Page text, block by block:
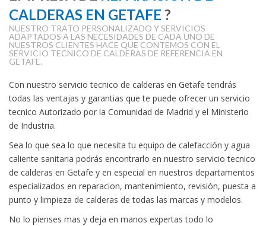
CALDERAS EN GETAFE ?
NUESTRO TRATO PERSONALIZADO Y SERVICIOS
ADAPTADOS A LAS NECESIDADES DE CADA UNO DE
NUESTROS CLIENTES HACE QUE CONTEMOS CON EL
SERVICIO TECNICO DE CALDERAS DE REFERENCIA EN
GETAFE.
Con nuestro servicio tecnico de calderas en Getafe tendrás
todas las ventajas y garantias que te puede ofrecer un servicio
tecnico Autorizado por la Comunidad de Madrid y el Ministerio
de Industria.
Sea lo que sea lo que necesita tu equipo de calefacción y agua
caliente sanitaria podrás encontrarlo en nuestro servicio tecnico
de calderas en Getafe y en especial en nuestros departamentos
especializados en reparacion, mantenimiento, revisión, puesta a
punto y limpieza de calderas de todas las marcas y modelos.
No lo pienses mas y deja en manos expertas todo lo